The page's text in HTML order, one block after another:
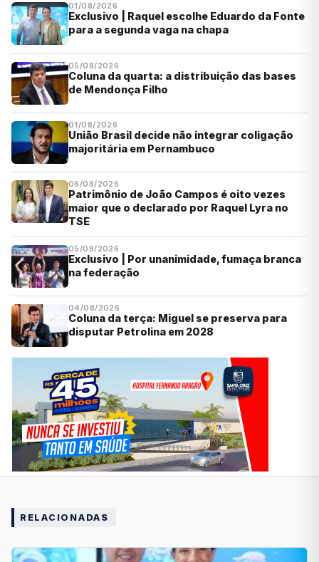
01/08/2026
Exclusivo | Raquel escolhe Eduardo da Fonte
para a segunda vaga na chapa
05/08/2026
Coluna da quarta: a distribuição das bases
de Mendonça Filho
01/08/2026
União Brasil decide não integrar coligação
majoritária em Pernambuco
06/08/2026
Patrimônio de João Campos é oito vezes
maior que o declarado por Raquel Lyra no
TSE
05/08/2026
Exclusivo | Por unanimidade, fumaça branca
na federação
04/08/2026
Coluna da terça: Miguel se preserva para
disputar Petrolina em 2028
RELACIONADAS